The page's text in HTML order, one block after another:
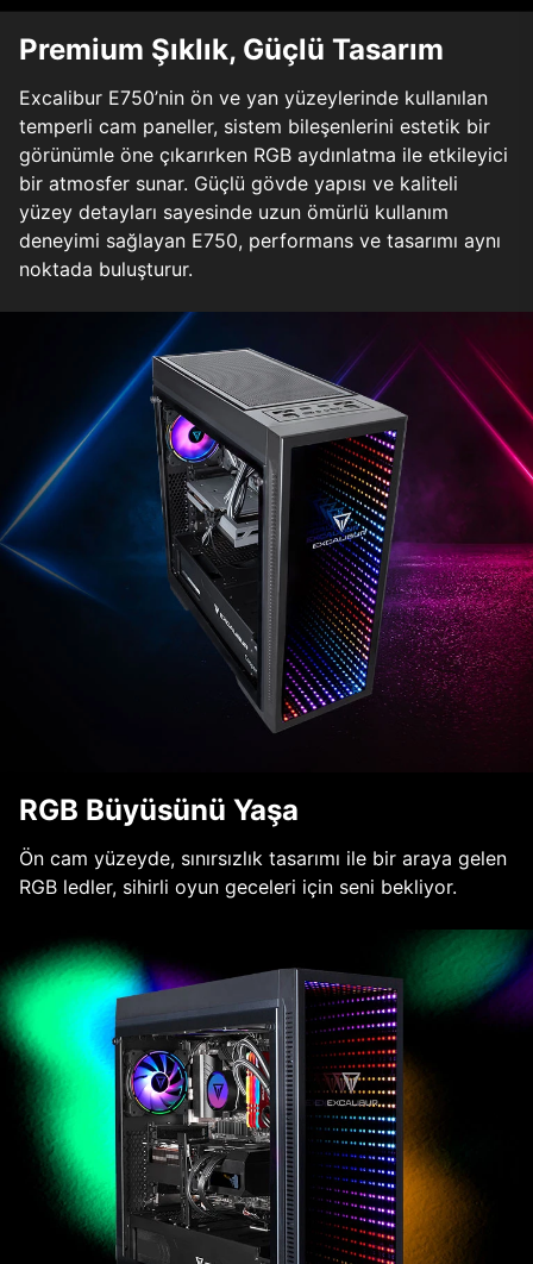
Premium Şıklık, Güçlü Tasarım
Excalibur E750’nin ön ve yan yüzeylerinde kullanılan
temperli cam paneller, sistem bileşenlerini estetik bir
görünümle öne çıkarırken RGB aydınlatma ile etkileyici
bir atmosfer sunar. Güçlü gövde yapısı ve kaliteli
yüzey detayları sayesinde uzun ömürlü kullanım
deneyimi sağlayan E750, performans ve tasarımı aynı
noktada buluşturur.
RGB Büyüsünü Yaşa
Ön cam yüzeyde, sınırsızlık tasarımı ile bir araya gelen
RGB ledler, sihirli oyun geceleri için seni bekliyor.